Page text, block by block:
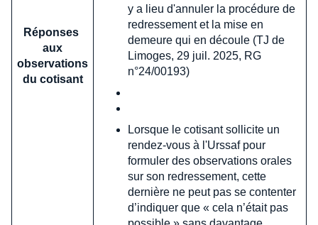
Réponses
aux
observations
du cotisant
y a lieu d'annuler la procédure de
redressement et la mise en
demeure qui en découle (TJ de
Limoges, 29 juil. 2025, RG
n°24/00193)
Lorsque le cotisant sollicite un
rendez-vous à l'Urssaf pour
formuler des observations orales
sur son redressement, cette
dernière ne peut pas se contenter
d’indiquer que « cela n’était pas